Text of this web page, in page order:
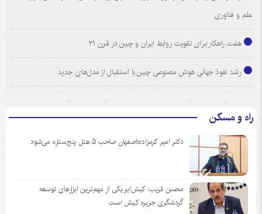
علم و فناوری
هفت راهکار برای تقویت روابط ایران و چین در قرن ۲۱
رشد نفوذ جهانی هوش مصنوعی چین با استقبال از مدل‌های جدید
راه و مسکن
دکتر امیر کرمزاده؛اصفهان صاحب ۵ هتل پنج‌ستاره می‌شود
محسن قریب: کیش‌ایر یکی از مهم‌ترین ابزارهای توسعه
گردشگری جزیره کیش است